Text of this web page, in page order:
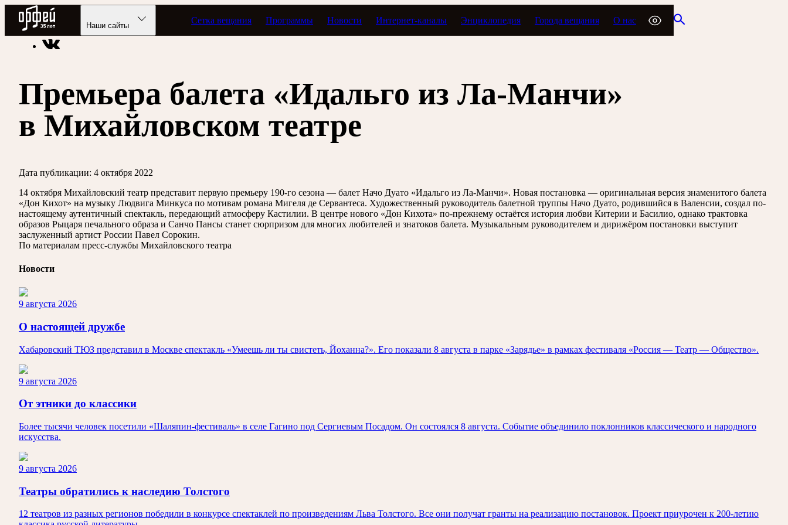
Радио Орфей
Наши сайты
Сетка вещания Программы Новости Интернет-каналы Энциклопедия Города вещания О нас
Радио классической музыки «Орфей» Новости
Премьера балета «Идальго из Ла-Манчи»
в Михайловском театре
Дата публикации: 4 октября 2022
14 октября Михайловский театр представит первую премьеру 190-го сезона — балет Начо Дуато «Идальго из Ла-Манчи». Новая постановка — оригинальная версия знаменитого балета
«Дон Кихот» на музыку Людвига Минкуса по мотивам романа Мигеля де Сервантеса. Художественный руководитель балетной труппы Начо Дуато, родившийся в Валенсии, создал по-
настоящему аутентичный спектакль, передающий атмосферу Кастилии. В центре нового «Дон Кихота» по-прежнему остаётся история любви Китерии и Басилио, однако трактовка
образов Рыцаря печального образа и Санчо Пансы станет сюрпризом для многих любителей и знатоков балета. Музыкальным руководителем и дирижёром постановки выступит
заслуженный артист России Павел Сорокин.
По материалам пресс-службы Михайловского театра
Новости
9 августа 2026
О настоящей дружбе
Хабаровский ТЮЗ представил в Москве спектакль «Умеешь ли ты свистеть, Йоханна?». Его показали 8 августа в парке «Зарядье» в рамках фестиваля «Россия — Театр — Общество».
9 августа 2026
От этники до классики
Более тысячи человек посетили «Шаляпин-фестиваль» в селе Гагино под Сергиевым Посадом. Он состоялся 8 августа. Событие объединило поклонников классического и народного
искусства.
9 августа 2026
Театры обратились к наследию Толстого
12 театров из разных регионов победили в конкурсе спектаклей по произведениям Льва Толстого. Все они получат гранты на реализацию постановок. Проект приурочен к 200-летию